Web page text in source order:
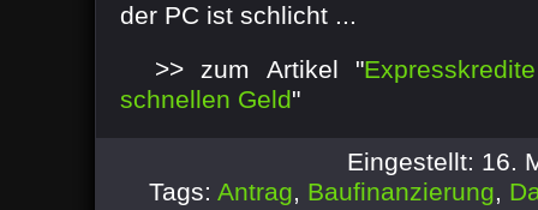
der PC ist schlicht ...
>> zum Artikel "
schnellen Geld"
Eingestellt: 16.
Tags: Antrag, Baufinanzierung,